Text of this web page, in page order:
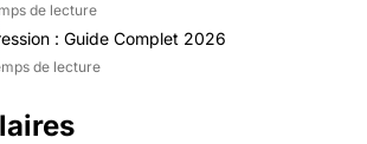
de lecture
: Guide Complet 2026
de lecture